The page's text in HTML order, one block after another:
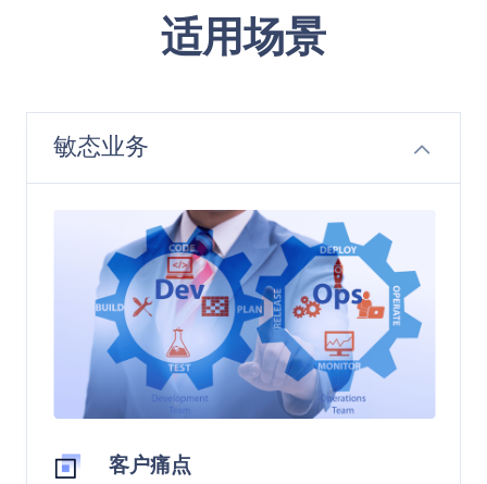
适用场景
敏态业务
客户痛点